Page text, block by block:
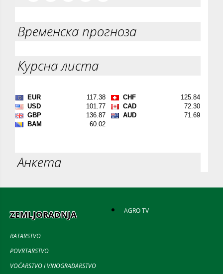
Временска прогноза
Курсна листа
Анкета
ZEMLJORADNJA
RATARSTVO
POVRTARSTVO
VOĆARSTVO I VINOGRADARSTVO
AGRO TV